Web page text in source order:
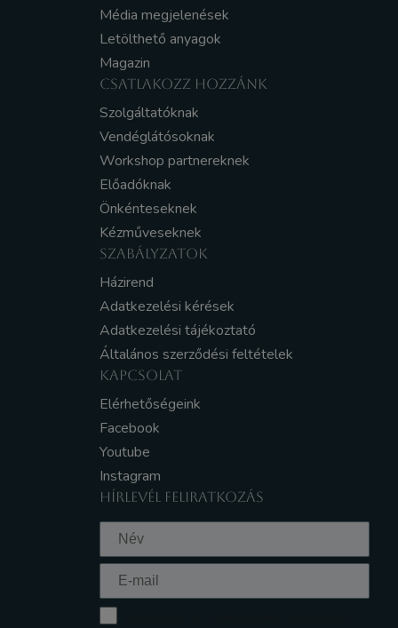
Média megjelenések
Letölthető anyagok
Magazin
CSATLAKOZZ HOZZÁNK
Szolgáltatóknak
Vendéglátósoknak
Workshop partnereknek
Előadóknak
Önkénteseknek
Kézműveseknek
SZABÁLYZATOK
Házirend
Adatkezelési kérések
Adatkezelési tájékoztató
Általános szerződési feltételek
KAPCSOLAT
Elérhetőségeink
Facebook
Youtube
Instagram
HÍRLEVÉL FELIRATKOZÁS